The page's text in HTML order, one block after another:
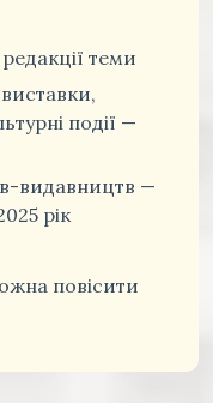
теми
події —
видавництв —
рік
повісити